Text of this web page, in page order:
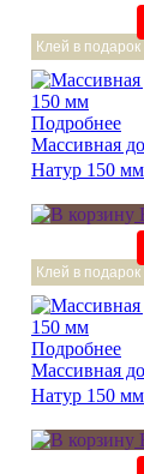
Клей в подарок
Подробнее
Массивная
Натур 150 мм
Клей в подарок
Подробнее
Массивная
Натур 150 мм